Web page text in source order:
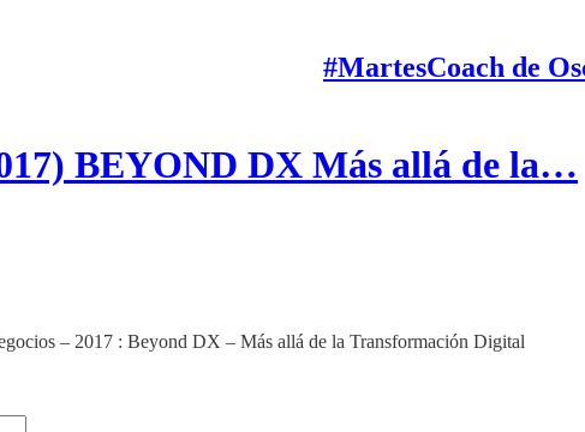
#MartesCoach de
BEYOND DX Más allá de la…
– 2017 : Beyond DX – Más allá de la Transformación Digital